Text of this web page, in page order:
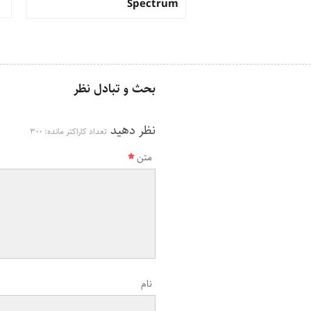
Spectrum
بحث و تبادل نظر
نظر دهید تعداد کاراکتر مانده: 300
متن
نام